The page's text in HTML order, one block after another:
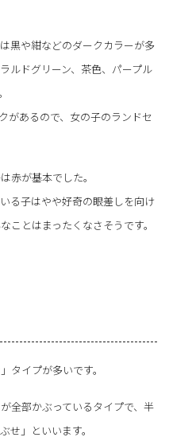
黒や紺などのダークカラーが多
ルドグリーン、茶色、パープル
があるので、女の子のランドセ
赤が基本でした。
る子はやや好奇の眼差しを向け
ことはまったくなさそうです。
タイプが多いです。
全部かぶっているタイプで、半
せ」といいます。